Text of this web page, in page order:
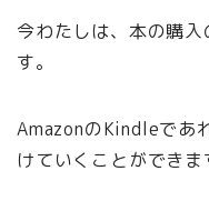
今わたしは、本の購
す。
AmazonのKindleであ
けていくことができま